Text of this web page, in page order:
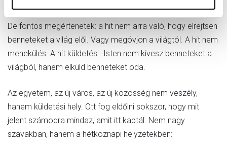
amikor egyszerűbb lesz hallgatni, mint kiállni valami mellett.
De fontos megértenetek: a hit nem arra való, hogy elrejtsen
benneteket a világ elől. Vagy megóvjon a világtól. A hit nem
menekülés. A hit küldetés. Isten nem kivesz benneteket a
világból, hanem elküld benneteket oda.
Az egyetem, az új város, az új közösség nem veszély,
hanem küldetési hely. Ott fog eldőlni sokszor, hogy mit
jelent számodra mindaz, amit itt kaptál. Nem nagy
szavakban, hanem a hétköznapi helyzetekben: